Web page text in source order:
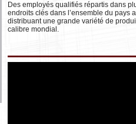
Des employés qualifiés répartis dans
endroits clés dans l’ensemble du pays
distribuant une grande variété de
calibre mondial.